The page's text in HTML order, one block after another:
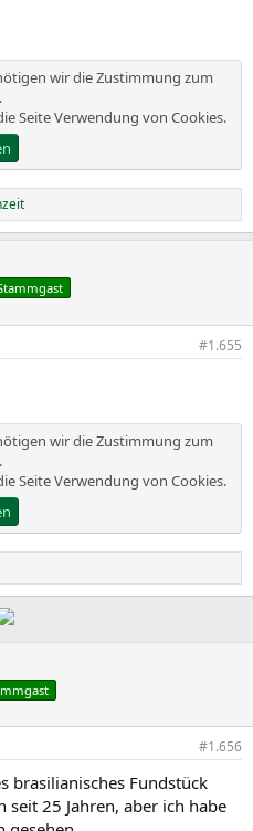
wir die Zustimmung zum
SeiteVerwendung von Cookies.
#1.655
wir die Zustimmung zum
SeiteVerwendung von Cookies.
#1.656
brasilianisches Fundstück
seit 25 Jahren, aber ich habe